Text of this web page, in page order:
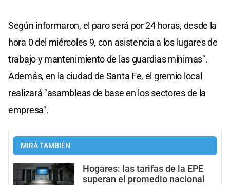
Según informaron, el paro será por 24 horas, desde la
hora 0 del miércoles 9, con asistencia a los lugares de
trabajo y mantenimiento de las guardias mínimas".
Además, en la ciudad de Santa Fe, el gremio local
realizará "asambleas de base en los sectores de la
empresa".
MIRÁ TAMBIÉN
Hogares: las tarifas de la EPE
superan el promedio nacional